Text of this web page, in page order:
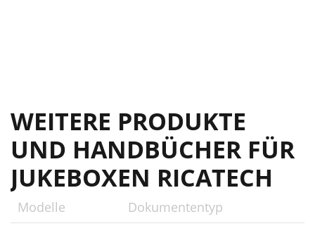
WEITERE PRODUKTE
UND HANDBÜCHER FÜR
JUKEBOXEN RICATECH
Modelle Dokumententyp